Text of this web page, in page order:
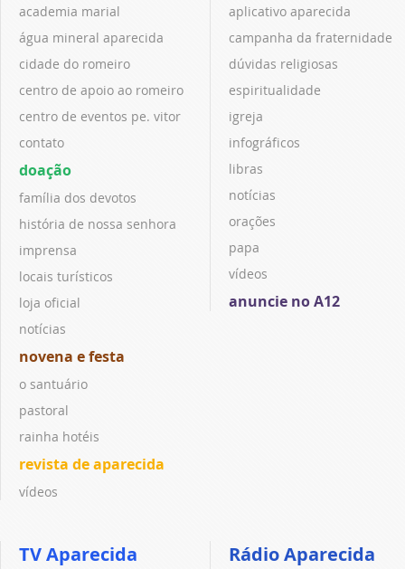
academia marial
água mineral aparecida
cidade do romeiro
centro de apoio ao romeiro
centro de eventos pe. vitor
contato
doação
família dos devotos
história de nossa senhora
imprensa
locais turísticos
loja oficial
notícias
novena e festa
o santuário
pastoral
rainha hotéis
revista de aparecida
vídeos
aplicativo aparecida
campanha da fraternidade
dúvidas religiosas
espiritualidade
igreja
infográficos
libras
notícias
orações
papa
vídeos
anuncie no A12
TV Aparecida Rádio Aparecida